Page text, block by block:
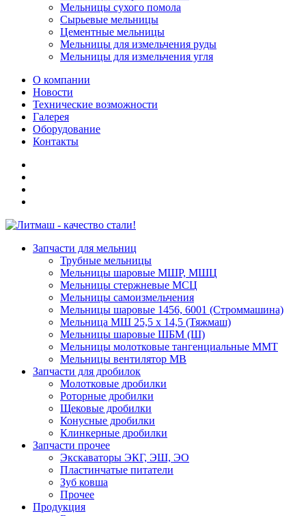
Мельницы сухого помола
Сырьевые мельницы
Цементные мельницы
Мельницы для измельчения руды
Мельницы для измельчения угля
О компании
Новости
Технические возможности
Галерея
Оборудование
Контакты
Запчасти для мельниц
Трубные мельницы
Мельницы шаровые МШР, МШЦ
Мельницы стержневые МСЦ
Мельницы самоизмельчения
Мельницы шаровые 1456, 6001 (Строммашина)
Мельница МШ 25,5 х 14,5 (Тяжмаш)
Мельницы шаровые ШБМ (Ш)
Мельницы молотковые тангенциальные ММТ
Мельницы вентилятор МВ
Запчасти для дробилок
Молотковые дробилки
Роторные дробилки
Щековые дробилки
Конусные дробилки
Клинкерные дробилки
Запчасти прочее
Экскаваторы ЭКГ, ЭШ, ЭО
Пластинчатые питатели
Зуб ковша
Прочее
Продукция